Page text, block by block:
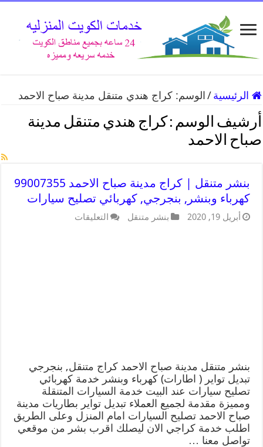
الرئيسية / الوسم:كراج هندي متنقل مدينة صباح الاحمد
أرشيف الوسم : كراج هندي متنقل مدينة
صباح الاحمد
بنشر متنقل | كراج مدينة صباح الاحمد 99007355
كهرباء وبنشر, بنجرجي, كهربائي تصليح سيارات
أبريل 19, 2020 بنشر متنقل التعليقات
بنشر متنقل مدينة صباح الاحمد كراج متنقل, بنجرجي
تبديل تواير ( اطارات) كهرباء وبنشر خدمة كهربائي
تصليح سيارات عند البيت خدمة السيارات المتنقلة
ومميزة مقدمة لجميع العملاء تبديل تواير بطاريات مدينة
صباح الاحمد تصليح السيارات امام المنزل وعلى الطريق
اطلب خدمة كراجي الان ليصلك اقرب بشر من موقعي
تواصل معنا …